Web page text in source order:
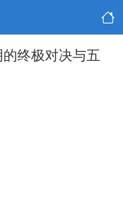
终极对决与五